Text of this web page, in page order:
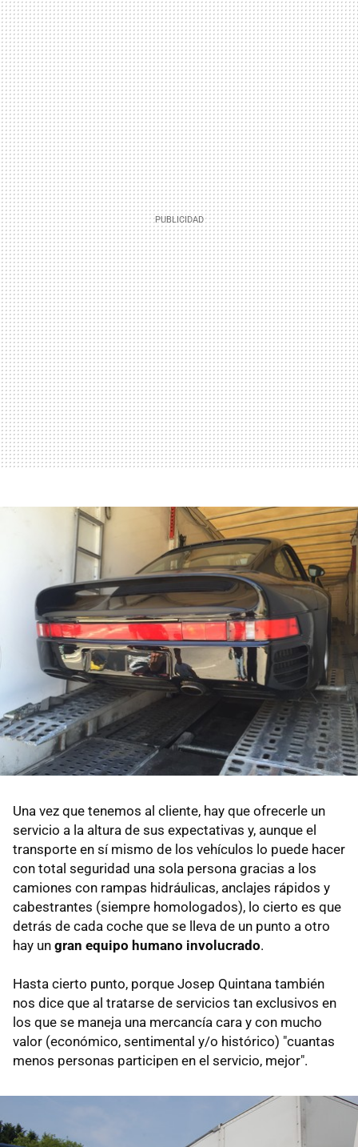
Una vez que tenemos al cliente, hay que ofrecerle un
servicio a la altura de sus expectativas y, aunque el
transporte en sí mismo de los vehículos lo puede hacer
con total seguridad una sola persona gracias a los
camiones con rampas hidráulicas, anclajes rápidos y
cabestrantes (siempre homologados), lo cierto es que
detrás de cada coche que se lleva de un punto a otro
hay un gran equipo humano involucrado.
Hasta cierto punto, porque Josep Quintana también
nos dice que al tratarse de servicios tan exclusivos en
los que se maneja una mercancía cara y con mucho
valor (económico, sentimental y/o histórico) "cuantas
menos personas participen en el servicio, mejor".